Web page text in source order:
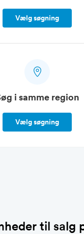
Vælg søgning
i samme region
Vælg søgning
til salg